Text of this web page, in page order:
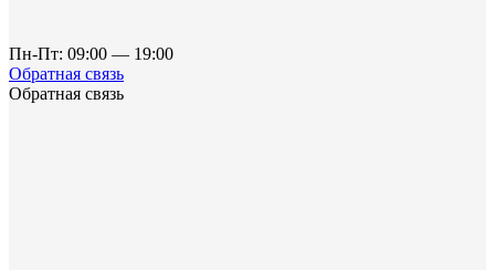
Пн-Пт: 09:00 — 19:00
Обратная связь
Обратная связь